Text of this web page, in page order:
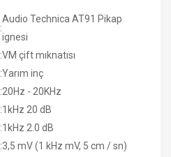
:
Audio Technica AT91 Pikap
ignesi
:VM çift mıknatısı
:Yarım inç
:20Hz - 20KHz
:1kHz 20 dB
:1kHz 2.0 dB
:3,5 mV (1 kHz mV, 5 cm / sn)